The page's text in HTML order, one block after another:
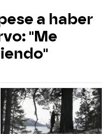
a haber
"Me